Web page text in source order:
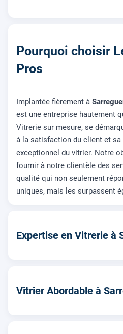
Pourquoi choisir
Pros
Implantée fièrement à
est une entreprise hautement
Vitrerie sur mesure, se
à la satisfaction du client et
exceptionnel du vitrier. Notre
fournir à notre clientèle des
qualité qui non seulement
uniques, mais les surpassent
Expertise en Vitrerie à
Vitrier Abordable à